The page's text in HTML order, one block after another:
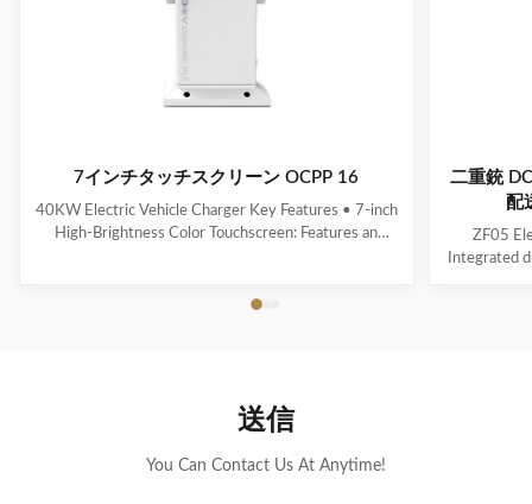
7インチタッチスクリーン OCPP 16
40KW Electric Vehicle Charger Key Features • 7-inch
High-Brightness Color Touchscreen: Features an
Effectively minimizes energy loss, contributing to
二重銃
配
ZF05
Integrated
送信
You Can Contact Us At Anytime!